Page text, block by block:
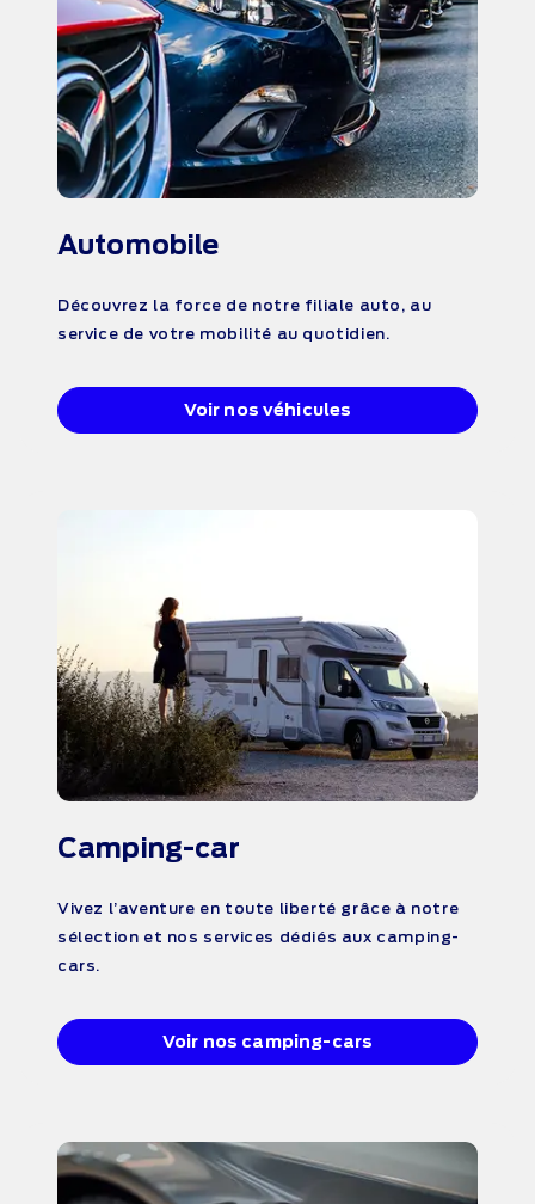
Automobile
Découvrez la force de notre filiale auto, au
service de votre mobilité au quotidien.
Voir nos véhicules
Camping-car
Vivez l’aventure en toute liberté grâce à notre
sélection et nos services dédiés aux camping-
cars.
Voir nos camping-cars